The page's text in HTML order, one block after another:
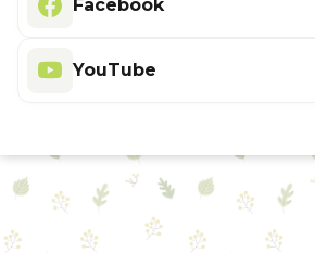
Facebook
YouTube